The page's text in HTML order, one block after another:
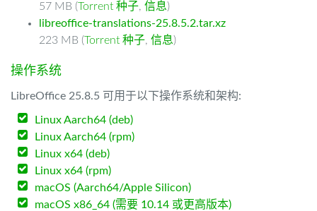
57 MB (Torrent 种子, 信息)
libreoffice-translations-25.8.5.2.tar.xz
223 MB (Torrent 种子, 信息)
操作系统
LibreOffice 25.8.5 可用于以下操作系统和架构:
Linux Aarch64 (deb)
Linux Aarch64 (rpm)
Linux x64 (deb)
Linux x64 (rpm)
macOS (Aarch64/Apple Silicon)
macOS x86_64 (需要 10.14 或更高版本)